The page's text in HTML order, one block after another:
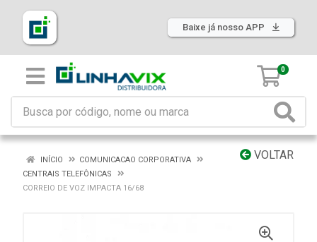
Baixe já nosso APP
0
VOLTAR
INÍCIO
COMUNICACAO CORPORATIVA
CENTRAIS TELEFÔNICAS
CORREIO DE VOZ IMPACTA 16/68